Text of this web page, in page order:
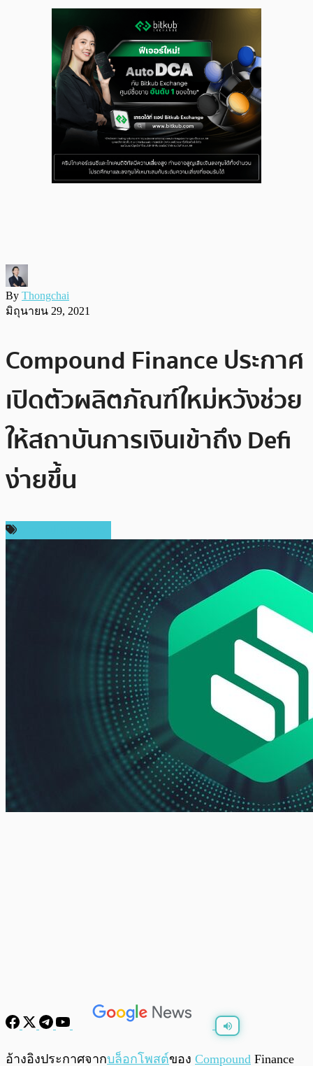
By Thongchai
มิถุนายน 29, 2021
Compound Finance ประกาศ
เปิดตัวผลิตภัณฑ์ใหม่หวังช่วย
ให้สถาบันการเงินเข้าถึง Defi
ง่ายขึ้น
พร้อมเล่น
อ้างอิงประกาศจากบล็อกโพสต์ของ Compound Finance